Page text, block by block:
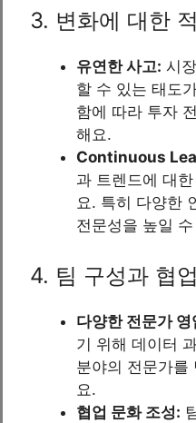
3. 변화에 대한
유연한 사고: 시
할 수 있는 태도
함에 따라 투자
해요.
Continuous
과 트렌드에 대
요. 특히 다양한
전문성을 높일
4. 팀 구성과 협업
다양한 전문가 영
기 위해 데이터
분야의 전문가를
요.
협업 문화 조성: